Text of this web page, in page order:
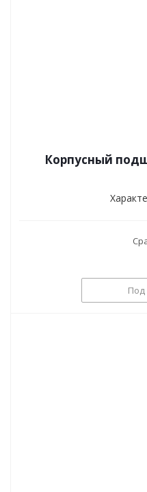
Корпусный
Под